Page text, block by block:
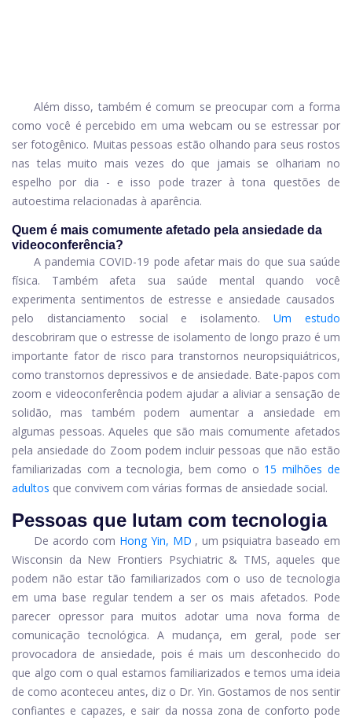
Além disso, também é comum se preocupar com a forma
como você é percebido em uma webcam ou se estressar por
ser fotogênico. Muitas pessoas estão olhando para seus rostos
nas telas muito mais vezes do que jamais se olhariam no
espelho por dia - e isso pode trazer à tona questões de
autoestima relacionadas à aparência.
Quem é mais comumente afetado pela ansiedade da
videoconferência?
A pandemia COVID-19 pode afetar mais do que sua saúde
física. Também afeta sua saúde mental quando você
experimenta sentimentos de estresse e ansiedade causados ​​
pelo distanciamento social e isolamento.
Um estudo
descobriram que o estresse de isolamento de longo prazo é um
importante fator de risco para transtornos neuropsiquiátricos,
como transtornos depressivos e de ansiedade. Bate-papos com
zoom e videoconferência podem ajudar a aliviar a sensação de
solidão, mas também podem aumentar a ansiedade em
algumas pessoas. Aqueles que são mais comumente afetados
pela ansiedade do Zoom podem incluir pessoas que não estão
familiarizadas com a tecnologia, bem como o 15 milhões de
adultos que convivem com várias formas de ansiedade social.
Pessoas que lutam com tecnologia
De acordo com Hong Yin, MD , um psiquiatra baseado em
Wisconsin da New Frontiers Psychiatric & TMS, aqueles que
podem não estar tão familiarizados com o uso de tecnologia
em uma base regular tendem a ser os mais afetados. Pode
parecer opressor para muitos adotar uma nova forma de
comunicação tecnológica. A mudança, em geral, pode ser
provocadora de ansiedade, pois é mais um desconhecido do
que algo com o qual estamos familiarizados e temos uma ideia
de como aconteceu antes, diz o Dr. Yin. Gostamos de nos sentir
confiantes e capazes, e sair da nossa zona de conforto pode